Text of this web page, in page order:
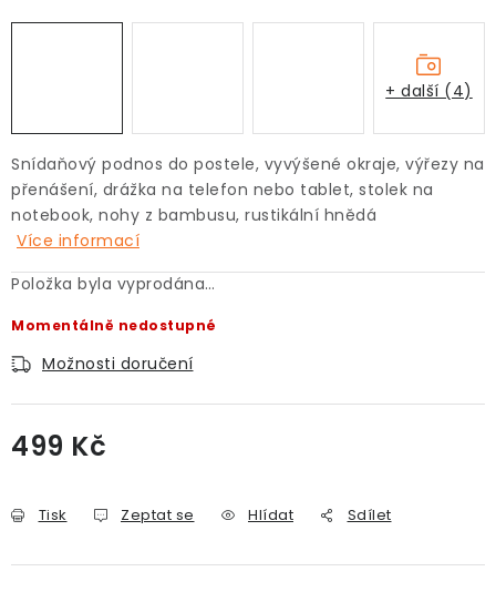
Snídaňový podnos do postele, vyvýšené okraje, výřezy na
přenášení, drážka na telefon nebo tablet, stolek na
notebook, nohy z bambusu, rustikální hnědá
Více informací
Položka byla vyprodána…
Momentálně nedostupné
Možnosti doručení
499 Kč
Tisk Zeptat se Hlídat Sdílet
+ další (4)